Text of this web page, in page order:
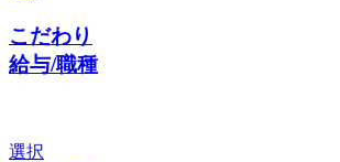
こだわり
給与/職種
選択